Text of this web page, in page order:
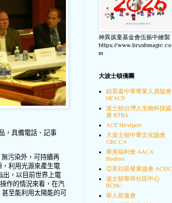
，具備電話、記事
污染外，可持續再
利用光源來產生電
出，以目前世界上電
作的情況來看，在汽
至能利用太陽能的可
神異孩童基金會伍振中繪製
https://www.brushmagic.co
m
大波士頓僑團
紐英崙中華專業人員協會
NEACP
波士頓台灣人生物科技協
會 BTBA
ACE Nextgen
大波士頓中華文化協會
GBCCA
華美福利會 AACA
Boston
亞美社區發展協會 ACDC
波士頓華埠社區中心
BCNC
華人前進會